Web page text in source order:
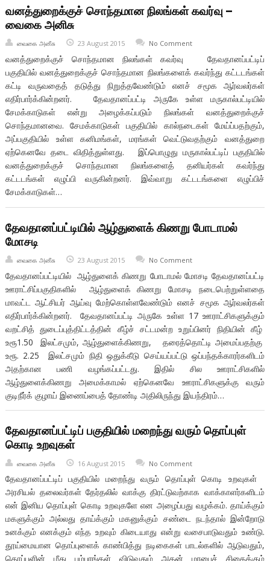
வனத்துறைக்குச் சொந்தமான நிலங்கள் கவர்வு –
வைகை அனிசு
வைகை அனீசு 23 August 2015 No Comment
வனத்துறைக்குச் சொந்தமான நிலங்கள் கவர்வு தேவதானப்பட்டிப்
பகுதியில் வனத்துறைக்குச் சொந்தமான நிலங்களைக் கவர்ந்து கட்டடங்கள்
கட்டி வருவதைத் தடுத்து நிறுத்தவேண்டும் எனச் சமூக ஆர்வலர்கள்
எதிர்பார்க்கின்றனர். தேவதானப்பட்டி அருகே உள்ள மருகால்பட்டியில்
சேமக்காடுகள் என்று அழைக்கப்படும் நிலங்கள் வனத்துறைக்குச்
சொந்தமானவை. சேமக்காடுகள் பகுதியில் கால்நடைகள் மேய்ப்பதற்கும்,
அப்பகுதியில் உள்ள கனிமங்கள், மரங்கள் வெட்டுவதற்கும் வனத்துறை
ஏற்கெனவே தடை விதித்துள்ளது. இப்பொழுது மருகால்பட்டிப் பகுதியில்
வனத்துறைக்குச் சொந்தமான நிலங்களைத் தனியர்கள் கவர்ந்து
கட்டடங்கள் எழுப்பி வருகின்றனர். இவ்வாறு கட்டடங்களை எழுப்பிச்
சேமக்காடுகள்…
தேவதானப்பட்டியில் ஆழ்துளைக் கிணறு போடாமல்
மோசடி
வைகை அனீசு 23 August 2015 No Comment
தேவதானப்பட்டியில் ஆழ்துளைக் கிணறு போடாமல் மோசடி தேவதானப்பட்டி
ஊராட்சிப்பகுதிகளில் ஆழ்துளைக் கிணறு மோசடி நடைபெற்றுள்ளதை
மாவட்ட ஆட்சியர் ஆய்வு மேற்கொள்ளவேண்டும் எனச் சமூக ஆர்வலர்கள்
எதிர்பார்க்கின்றனர். தேவதானப்பட்டி அருகே உள்ள 17 ஊராட்சிகளுக்கும்
வறட்சித் துடைப்புத்திட்டத்தின் கீழ்ச் சட்டமன்ற உறுப்பினர் நிதியின் கீழ்
உரூ1.50 இலட்சமும், ஆழ்துளைக்கிணறு, தரைத்தொட்டி அமைப்பதற்கு
உரூ. 2.25 இலட்சமும் நிதி ஒதுக்கீடு செய்யப்பட்டு ஒப்பந்தக்காரர்களிடம்
அதற்கான பணி வழங்கப்பட்டது. இதில் சில ஊராட்சிகளில்
ஆழ்துளைக்கிணறு அமைக்காமல் ஏற்கெனவே ஊராட்சிகளுக்கு வரும்
குடிநீர்க் குழாய் இணைப்பைத் தோண்டி அதிலிருந்து இயந்திரம்…
தேவதானப்பட்டிப் பகுதியில் மறைந்து வரும் தொப்புள்
கொடி உறவுகள்
வைகை அனீசு 16 August 2015 No Comment
தேவதானப்பட்டிப் பகுதியில் மறைந்து வரும் தொப்புள் கொடி உறவுகள்
அரசியல் தலைவர்கள் தேர்தலில் வாக்கு திரட்டுவற்காக வாக்காளர்களிடம்
என் இனிய தொப்புள் கொடி உறவுகளே என அழைப்பது வழக்கம். தாய்க்கும்
மகளுக்கும் அல்லது தாய்க்கும் மகனுக்கும் சண்டை நடந்தால் இன்றோடு
உனக்கும் எனக்கும் எந்த உறவும் கிடையாது என்று வசைபாடுவதும் உண்டு.
தூய்மையான தொப்புளைக் காண்பித்து நடிகைகள் பாடல்களில் ஆடுவதும்,
தொப்புளின் மீது பம்பரங்கள் விடுவதும் அதன் மரபைச் சிதைக்கும்